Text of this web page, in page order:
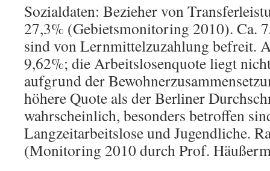
Sozialdaten: Bezieher von
27,3% (Gebietsmonitoring 2010). Ca.
sind von Lernmittelzuzahlung befreit.
9,62%; die Arbeitslosenquote liegt
aufgrund der
höhere Quote als der Berliner
wahrscheinlich, besonders betroffen
Langzeitarbeitslose und Jugendliche.
(Monitoring 2010 durch Prof.